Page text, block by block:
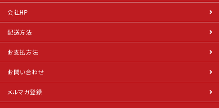
会社HP
配送方法
お支払方法
お問い合わせ
メルマガ登録